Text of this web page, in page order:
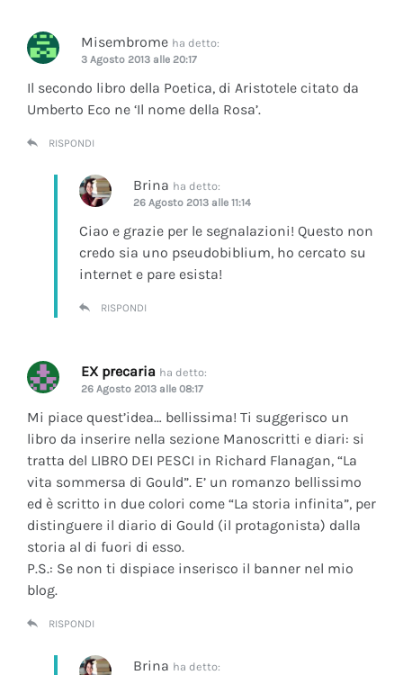
Misembrome ha detto:
3 Agosto 2013 alle 20:17
Il secondo libro della Poetica, di Aristotele citato da
Umberto Eco ne ‘Il nome della Rosa’.
RISPONDI
Brina ha detto:
26 Agosto 2013 alle 11:14
Ciao e grazie per le segnalazioni! Questo non
credo sia uno pseudobiblium, ho cercato su
internet e pare esista!
RISPONDI
EX precaria ha detto:
26 Agosto 2013 alle 08:17
Mi piace quest’idea… bellissima! Ti suggerisco un
libro da inserire nella sezione Manoscritti e diari: si
tratta del LIBRO DEI PESCI in Richard Flanagan, “La
vita sommersa di Gould”. E’ un romanzo bellissimo
ed è scritto in due colori come “La storia infinita”, per
distinguere il diario di Gould (il protagonista) dalla
storia al di fuori di esso.
P.S.: Se non ti dispiace inserisco il banner nel mio
blog.
RISPONDI
Brina ha detto: